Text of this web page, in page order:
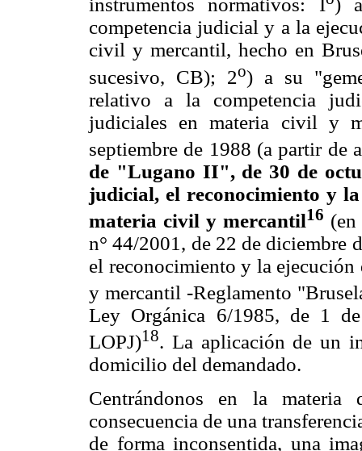
instrumentos normativos: I )
competencia judicial y a la
civil y mercantil, hecho en
sucesivo, CB); 2o) a su
relativo a la competencia
judiciales en materia civil y
septiembre de 1988 (a partir de
de "Lugano II", de 30 de
judicial, el reconocimiento y
materia civil y mercantil16
n° 44/2001, de 22 de diciembre
el reconocimiento y la
y mercantil -Reglamento
Ley Orgánica 6/1985, de 1
LOPJ)18. La aplicación de un
domicilio del demandado.
Centrándonos en la
consecuencia de una
de forma inconsentida, una